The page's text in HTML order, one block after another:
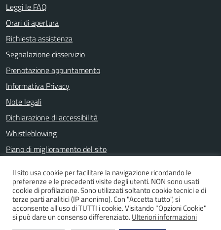
Leggi le FAQ
Orari di apertura
Richiesta assistenza
Segnalazione disservizio
Prenotazione appuntamento
Informativa Privacy
Note legali
Dichiarazione di accessibilità
Whistleblowing
Piano di miglioramento del sito
SEGUICI SU
Facebook
Il sito usa cookie per facilitare la navigazione ricordando le
preferenze e le precedenti visite degli utenti. NON sono usati
cookie di profilazione. Sono utilizzati soltanto cookie tecnici e di
terze parti analitici (IP anonimo). Con "Accetta tutto", si
acconsente all'uso di TUTTI i cookie. Visitando "Opzioni Cookie"
si può dare un consenso differenziato.Ulteriori informazioni